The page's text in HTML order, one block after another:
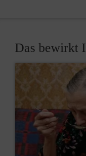
Das bewirkt